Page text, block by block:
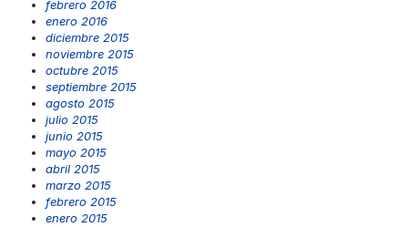
febrero 2016
enero 2016
diciembre 2015
noviembre 2015
octubre 2015
septiembre 2015
agosto 2015
julio 2015
junio 2015
mayo 2015
abril 2015
marzo 2015
febrero 2015
enero 2015